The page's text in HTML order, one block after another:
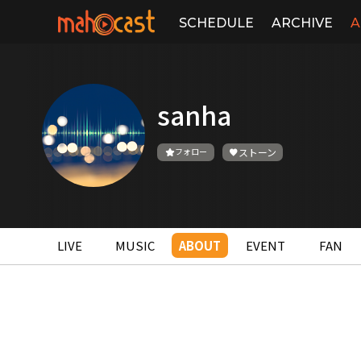
SCHEDULE ARCHIVE
sanha
フォロー ストーン
LIVE MUSIC ABOUT EVENT FAN